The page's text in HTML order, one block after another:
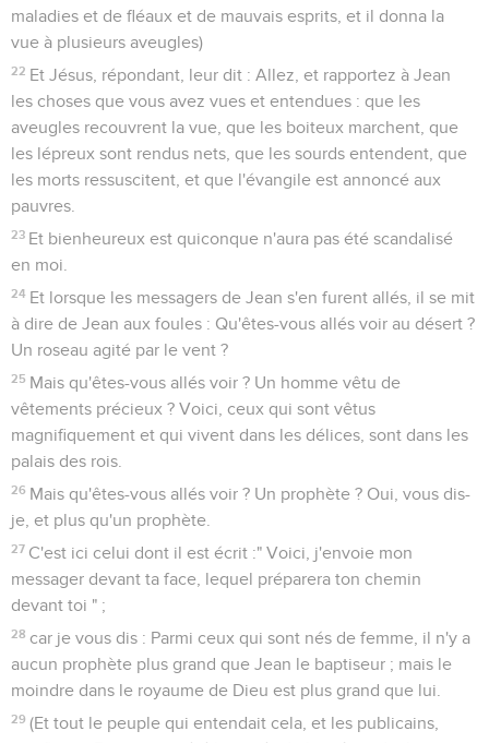
maladies et de fléaux et de mauvais esprits, et il donna la
vue à plusieurs aveugles)
22 Et Jésus, répondant, leur dit : Allez, et rapportez à Jean
les choses que vous avez vues et entendues : que les
aveugles recouvrent la vue, que les boiteux marchent, que
les lépreux sont rendus nets, que les sourds entendent, que
les morts ressuscitent, et que l'évangile est annoncé aux
pauvres.
23 Et bienheureux est quiconque n'aura pas été scandalisé
en moi.
24 Et lorsque les messagers de Jean s'en furent allés, il se mit
à dire de Jean aux foules : Qu'êtes-vous allés voir au désert ?
Un roseau agité par le vent ?
25 Mais qu'êtes-vous allés voir ? Un homme vêtu de
vêtements précieux ? Voici, ceux qui sont vêtus
magnifiquement et qui vivent dans les délices, sont dans les
palais des rois.
26 Mais qu'êtes-vous allés voir ? Un prophète ? Oui, vous dis-
je, et plus qu'un prophète.
27 C'est ici celui dont il est écrit :" Voici, j'envoie mon
messager devant ta face, lequel préparera ton chemin
devant toi " ;
28 car je vous dis : Parmi ceux qui sont nés de femme, il n'y a
aucun prophète plus grand que Jean le baptiseur ; mais le
moindre dans le royaume de Dieu est plus grand que lui.
29 (Et tout le peuple qui entendait cela, et les publicains,